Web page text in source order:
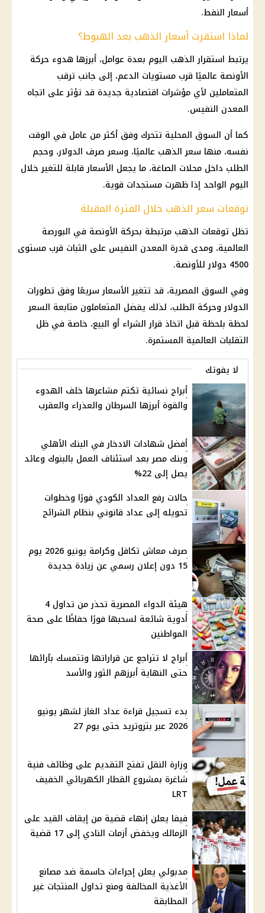
أسعار النفط.
لماذا استقرت أسعار الذهب بعد الهبوط؟
يرتبط استقرارالذهب اليوم بعدة عوامل، أبرزها هدوء حركة
الأونصة عالميًا قرب مستويات الدعم، إلى جانب ترقب
المتعاملين لأي مؤشرات اقتصادية جديدة قد تؤثر على اتجاه
المعدن النفيس.
كما أن السوق المحلية تتحرك وفق أكثر من عامل في الوقت
نفسه، منها سعر الذهب عالميًا، وسعر صرف الدولار، وحجم
الطلب داخل محلات الصاغة، ما يجعل الأسعار قابلة للتغير خلال
اليوم الواحد إذا ظهرت مستجدات قوية.
توقعات سعر الذهب خلال الفترة المقبلة
تظل توقعات الذهب مرتبطة بحركة الأونصة في البورصة
العالمية، ومدى قدرة المعدن النفيس على الثبات قرب مستوى
4500 دولارللأونصة.
وفي السوق المصرية، قد تتغير الأسعار سريعًا وفق تطورات
الدولاروحركة الطلب، لذلك يفضل المتعاملون متابعة السعر
لحظة بلحظة قبل اتخاذ قرار الشراء أو البيع، خاصة في ظل
التقلبات العالمية المستمرة.
لا يفوتك
أبراج نسائية تكتم مشاعرها خلف الهدوء
والقوة أبرزها السرطان والعذراء والعقرب
أفضل شهادات الادخار في البنك الأهلي
وبنك مصر بعد استئناف العمل بالبنوك وعائد
يصل إلى 22%
حالات رفع العداد الكودي فورًا وخطوات
تحويله إلى عداد قانوني بنظام الشرائح
صرف معاش تكافل وكرامة يونيو 2026 يوم
15 دون إعلان رسمي عن زيادة جديدة
هيئة الدواء المصرية تحذر من تداول 4
أدوية شائعة لسحبها فورًا حفاظًا على صحة
المواطنين
أبراج لا تتراجع عن قراراتها وتتمسك بآرائها
حتى النهاية أبرزهم الثور والأسد
بدء تسجيل قراءة عداد الغاز لشهر يونيو
2026 عبر بتروتريد حتى يوم 27
وزارة النقل تفتح التقديم على وظائف فنية
شاغرة بمشروع القطار الكهربائي الخفيف
LRT
فيفا يعلن إنهاء قضية من إيقاف القيد على
الزمالك ويخفض أزمات النادي إلى 17 قضية
مدبولي يعلن إجراءات حاسمة ضد مصانع
الأغذية المخالفة ومنع تداول المنتجات غير
المطابقة